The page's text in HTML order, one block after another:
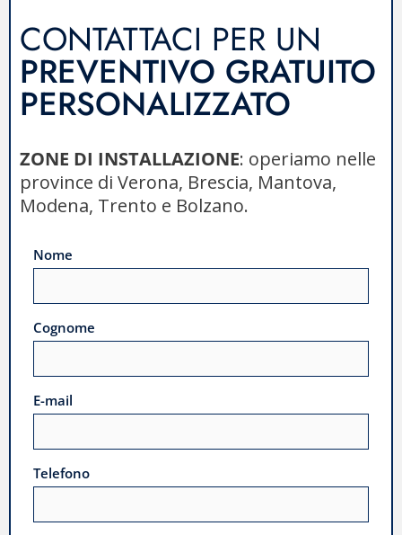
CONTATTACI PER UN
PREVENTIVO GRATUITO
PERSONALIZZATO
ZONE DI INSTALLAZIONE: operiamo nelle
province di Verona, Brescia, Mantova,
Modena, Trento e Bolzano.
Nome
Cognome
E-mail
Telefono